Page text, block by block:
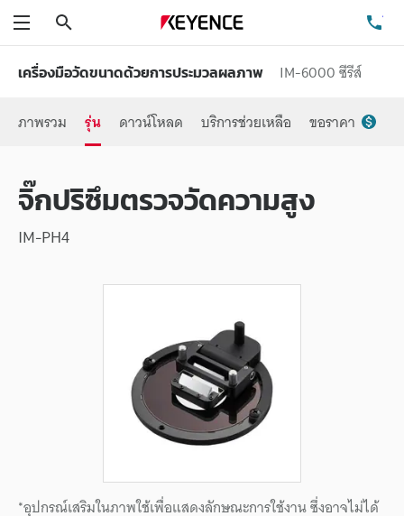
เครื่องมือวัดขนาดด้วยการประมวลผลภาพ
IM-6000 ซีรีส์
ภาพรวม
รุ่น ดาวน์โหลด บริการช่วยเหลือ ขอราคา
จิ๊กปริซึมตรวจวัดความสูง
IM-PH4
*อุปกรณ์เสริมในภาพใช้เพื่อแสดงลักษณะการใช้งาน ซึ่งอาจไม่ได้